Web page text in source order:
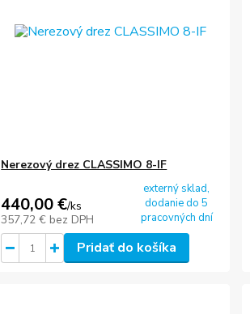
Nerezový drez CLASSIMO 8-IF
440,00 €/ks
357,72 € bez DPH
externý sklad,
dodanie do 5
pracovných dní
Pridať do košíka